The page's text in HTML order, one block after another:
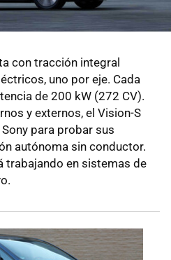
con tracción integral
uno por eje. Cada
de 200 kW (272 CV).
y externos, el Vision-S
para probar sus
autónoma sin conductor.
trabajando en sistemas de